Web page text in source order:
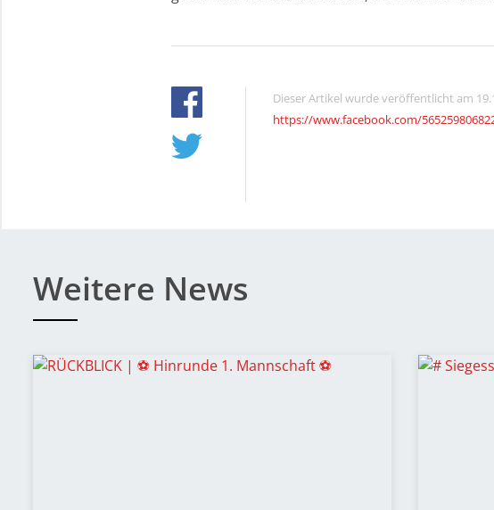
Dieser Artikel wurde veröffentlicht am
https://www.facebook.com/
Weitere News